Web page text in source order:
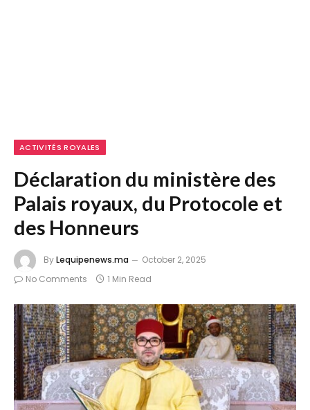
ACTIVITÉS ROYALES
Déclaration du ministère des
Palais royaux, du Protocole et
des Honneurs
ByLequipenews.ma
October 2, 2025
No Comments
1 Min Read